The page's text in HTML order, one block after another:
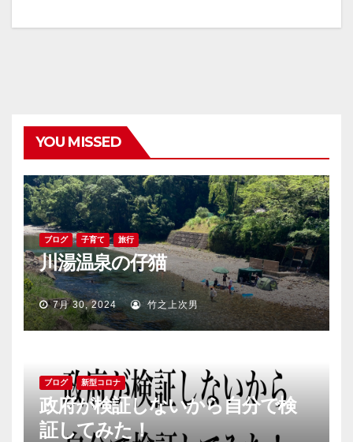
YOU MISSED
ブログ 子育て 旅行
川湯温泉の仔猫
7月 30, 2024 竹之上次男
ブログ 新型コロナ
政府が検証しないから自分で検
証してみた！